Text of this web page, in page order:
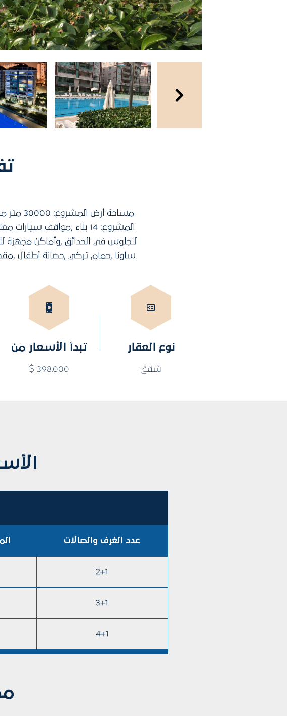
المشروع: 14 بناء ,مواقف
للجلوس في الحدائق ,وأماكن مجهزة
ساونا ,حمام تركي ,حضانة أطفال
نوع العقار
شقق
تبدأ الأسعار من
398,000 $
عدد الغرف والصالات
2+1
3+1
4+1